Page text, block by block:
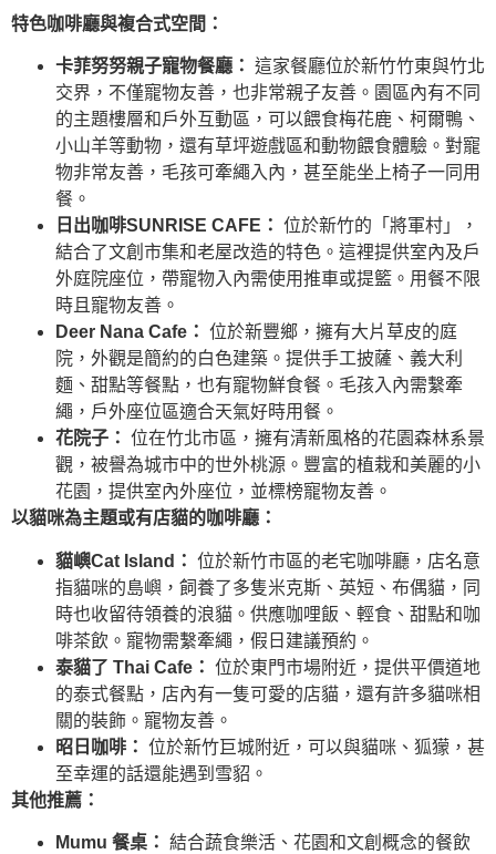
特色咖啡廳與複合式空間：
卡菲努努親子寵物餐廳： 這家餐廳位於新竹竹東與竹北
交界，不僅寵物友善，也非常親子友善。園區內有不同
的主題樓層和戶外互動區，可以餵食梅花鹿、柯爾鴨、
小山羊等動物，還有草坪遊戲區和動物餵食體驗。對寵
物非常友善，毛孩可牽繩入內，甚至能坐上椅子一同用
餐。
日出咖啡SUNRISE CAFE： 位於新竹的「將軍村」，
結合了文創市集和老屋改造的特色。這裡提供室內及戶
外庭院座位，帶寵物入內需使用推車或提籃。用餐不限
時且寵物友善。
Deer Nana Cafe： 位於新豐鄉，擁有大片草皮的庭
院，外觀是簡約的白色建築。提供手工披薩、義大利
麵、甜點等餐點，也有寵物鮮食餐。毛孩入內需繫牽
繩，戶外座位區適合天氣好時用餐。
花院子： 位在竹北市區，擁有清新風格的花園森林系景
觀，被譽為城市中的世外桃源。豐富的植栽和美麗的小
花園，提供室內外座位，並標榜寵物友善。
以貓咪為主題或有店貓的咖啡廳：
貓嶼Cat Island： 位於新竹市區的老宅咖啡廳，店名意
指貓咪的島嶼，飼養了多隻米克斯、英短、布偶貓，同
時也收留待領養的浪貓。供應咖哩飯、輕食、甜點和咖
啡茶飲。寵物需繫牽繩，假日建議預約。
泰貓了 Thai Cafe： 位於東門市場附近，提供平價道地
的泰式餐點，店內有一隻可愛的店貓，還有許多貓咪相
關的裝飾。寵物友善。
昭日咖啡： 位於新竹巨城附近，可以與貓咪、狐獴，甚
至幸運的話還能遇到雪貂。
其他推薦：
Mumu 餐桌： 結合蔬食樂活、花園和文創概念的餐飲